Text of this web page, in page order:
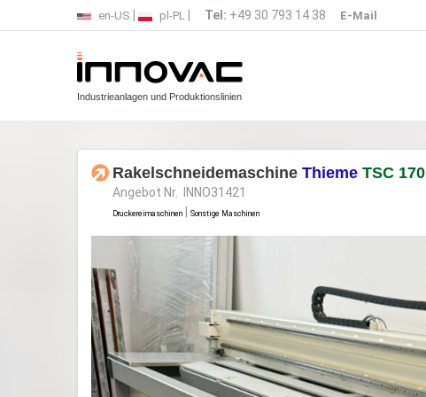
en-US pl-PL Tel: +49 30 793 14 38 E-Mail
Industrieanlagen und Produktionslinien
Rakelschneidemaschine Thieme TSC 170
Angebot Nr. INNO31421
Druckereimaschinen Sonstige Maschinen